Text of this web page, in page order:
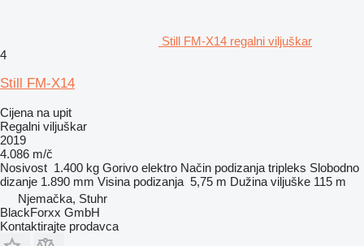
Still FM-X14 regalni viljuškar
4
Still FM-X14
Cijena na upit
Regalni viljuškar
2019
4.086 m/č
Nosivost 1.400 kg Gorivo elektro Način podizanja tripleks Slobodno
dizanje 1.890 mm Visina podizanja 5,75 m Dužina viljuške 115 m
Njemačka, Stuhr
BlackForxx GmbH
Kontaktirajte prodavca